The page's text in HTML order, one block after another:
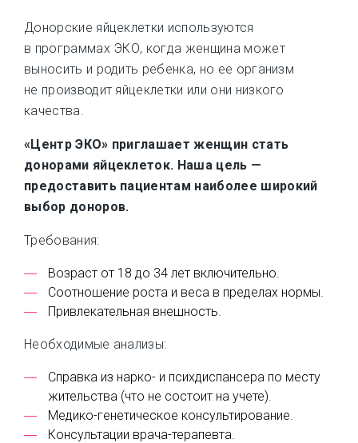
Донорские яйцеклетки используются
в программах ЭКО, когда женщина может
выносить и родить ребенка, но ее организм
не производит яйцеклетки или они низкого
качества.
«Центр ЭКО» приглашает женщин стать
донорами яйцеклеток. Наша цель —
предоставить пациентам наиболее широкий
выбор доноров.
Требования:
Возраст от 18 до 34 лет включительно.
Соотношение роста и веса в пределах нормы.
Привлекательная внешность.
Необходимые анализы:
Справка из нарко- и психдиспансера по месту
жительства (что не состоит на учете).
Медико-генетическое консультирование.
Консультации врача-терапевта.